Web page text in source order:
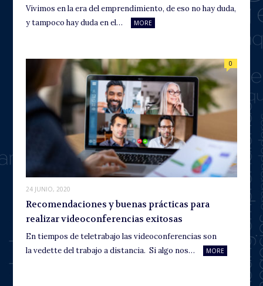
Vivimos en la era del emprendimiento, de eso no hay duda,
y tampoco hay duda en el…
MORE
24 JUNIO, 2020
0
Recomendaciones y buenas prácticas para
realizar videoconferencias exitosas
En tiempos de teletrabajo las videoconferencias son
la vedette del trabajo a distancia. Si algo nos…
MORE